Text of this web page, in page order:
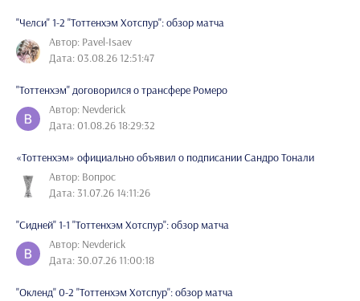
"Челси" 1-2 "Тоттенхэм Хотспур": обзор матча
Автор: Pavel-Isaev
Дата: 03.08.26 12:51:47
"Тоттенхэм" договорился о трансфере Ромеро
Автор: Nevderick
Дата: 01.08.26 18:29:32
«Тоттенхэм» официально объявил о подписании Сандро Тонали
Автор: Вопрос
Дата: 31.07.26 14:11:26
"Сидней" 1-1 "Тоттенхэм Хотспур": обзор матча
Автор: Nevderick
Дата: 30.07.26 11:00:18
"Окленд" 0-2 "Тоттенхэм Хотспур": обзор матча